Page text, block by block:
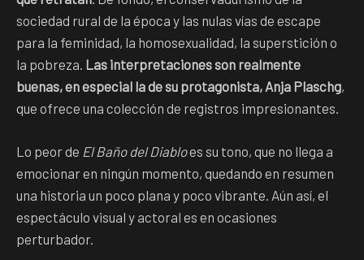
sociedad rural de la época y las nulas vías de escape
para la feminidad, la homosexualidad, la superstición o
la pobreza. Las interpretaciones son realmente
buenas, en especial la de su protagonista, Anja Plaschg,
que ofrece una colección de registros impresionantes.
Lo peor de El Baño del Diabloes su tono, que no llega a
emocionar en ningún momento, quedando en resumen
una historia un poco plana y poco vibrante. Aún así, el
espectáculo visual y actoral es en ocasiones
perturbador.